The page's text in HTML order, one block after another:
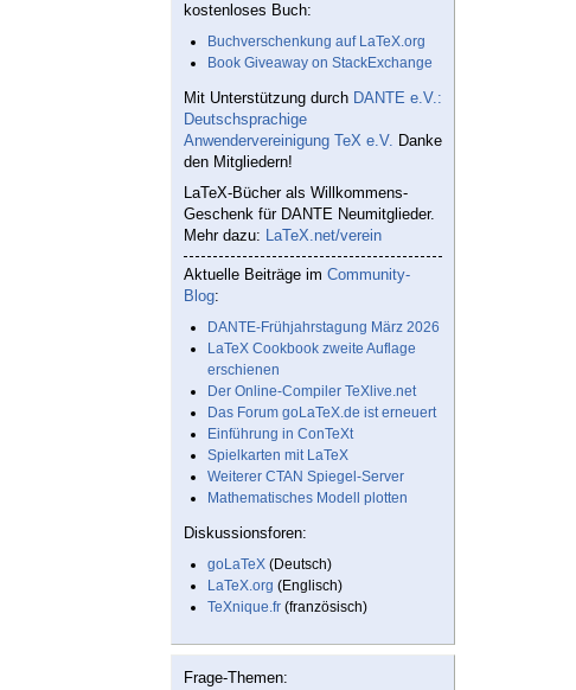
kostenloses Buch:
Buchverschenkung auf LaTeX.org
Book Giveaway on StackExchange
Mit Unterstützung durch DANTE e.V.:
Deutschsprachige
Anwendervereinigung TeX e.V. Danke
den Mitgliedern!
LaTeX-Bücher als Willkommens-
Geschenk für DANTE Neumitglieder.
Mehr dazu: LaTeX.net/verein
Aktuelle Beiträge im Community-
Blog:
DANTE-Frühjahrstagung März 2026
LaTeX Cookbook zweite Auflage
erschienen
Der Online-Compiler TeXlive.net
Das Forum goLaTeX.de ist erneuert
Einführung in ConTeXt
Spielkarten mit LaTeX
Weiterer CTAN Spiegel-Server
Mathematisches Modell plotten
Diskussionsforen:
goLaTeX (Deutsch)
LaTeX.org (Englisch)
TeXnique.fr (französisch)
Frage-Themen: